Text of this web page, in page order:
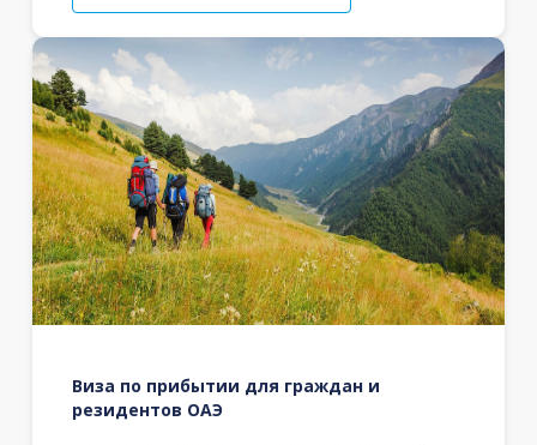
Виза по прибытии для граждан и
резидентов ОАЭ